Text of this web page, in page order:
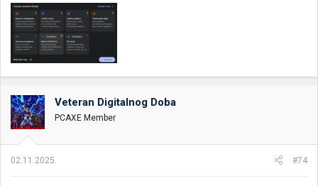
Veteran Digitalnog Doba
PCAXE Member
02.11.2025. #74